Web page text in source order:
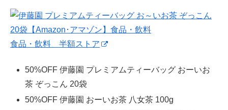
食品・飲料 半額ストア
50%OFF 伊藤園 プレミアムティーバッグ おーいお
茶 ぞっこん 20袋
50%OFF 伊藤園 おーいお茶 八女茶 100g